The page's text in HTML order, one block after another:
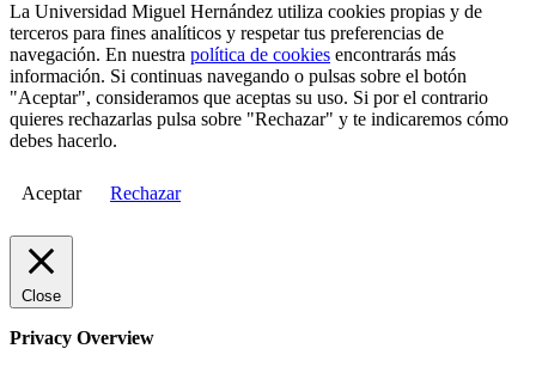
La Universidad Miguel Hernández utiliza cookies propias y de
terceros para fines analíticos y respetar tus preferencias de
navegación. En nuestra política de cookies encontrarás más
información. Si continuas navegando o pulsas sobre el botón
"Aceptar", consideramos que aceptas su uso. Si por el contrario
quieres rechazarlas pulsa sobre "Rechazar" y te indicaremos cómo
debes hacerlo.
Aceptar Rechazar
Close
Privacy Overview